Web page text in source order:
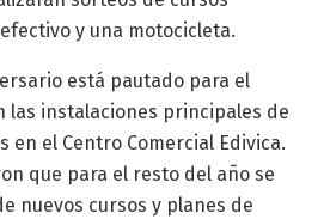
y una motocicleta.
está pautado para el
las instalaciones principales de
en el Centro Comercial Edivica.
que para el resto del año se
nuevos cursos y planes de